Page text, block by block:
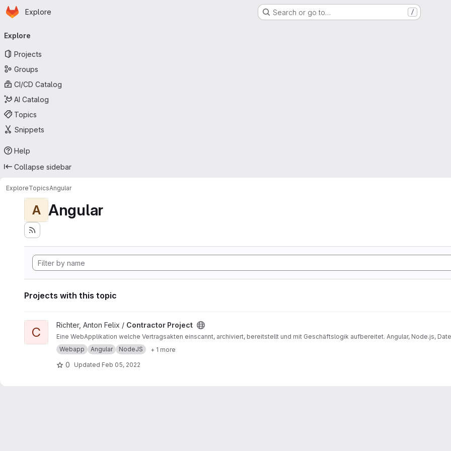
Skip to main content
Homepage
Explore Search or go to… /
navigation
Explore
Projects
Groups
CI/CD Catalog
AI Catalog
Topics
Snippets
Help
Collapse sidebar
ExploreTopicsAngular
A Angular
Projects with this topic
View Contractor Project project
C Richter, Anton Felix / Contractor Project
Eine WebApplikation welche Vertragsakten einscannt, archiviert, bereitstellt und mit Geschäftslogik aufbereitet. Angular, Node.js,
Webapp
Angular NodeJS + 1 more
0 Updated Feb 05, 2022